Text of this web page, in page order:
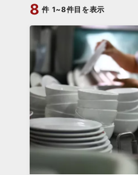
8 件 1~8件目を表示